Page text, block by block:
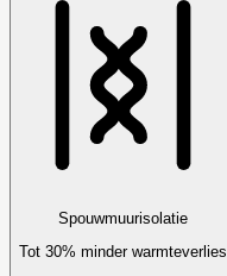
Spouwmuurisolatie
Tot 30% minder warmteverlies